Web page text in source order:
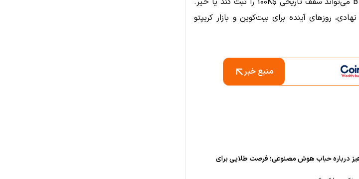
روزهای آینده برای بیت‌کوین و بازار کریپتو
منبع خبر
درباره حباب هوش مصنوعی؛ فرصت طلایی برای